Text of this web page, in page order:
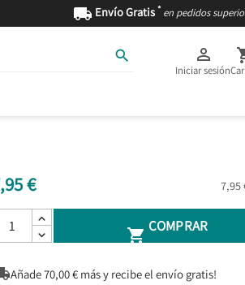
 Envío Gratis * en pedidos
 
Iniciar sesión
€ 7,95
 COMPRAR
Añade70,00€ más y recibe el envío gratis!